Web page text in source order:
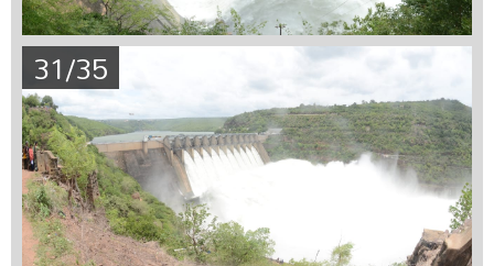
31/35